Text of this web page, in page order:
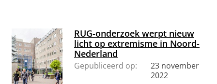
RUG-onderzoek werpt nieuw
licht op extremisme in Noord-
Nederland
Gepubliceerd op:
23 november
2022